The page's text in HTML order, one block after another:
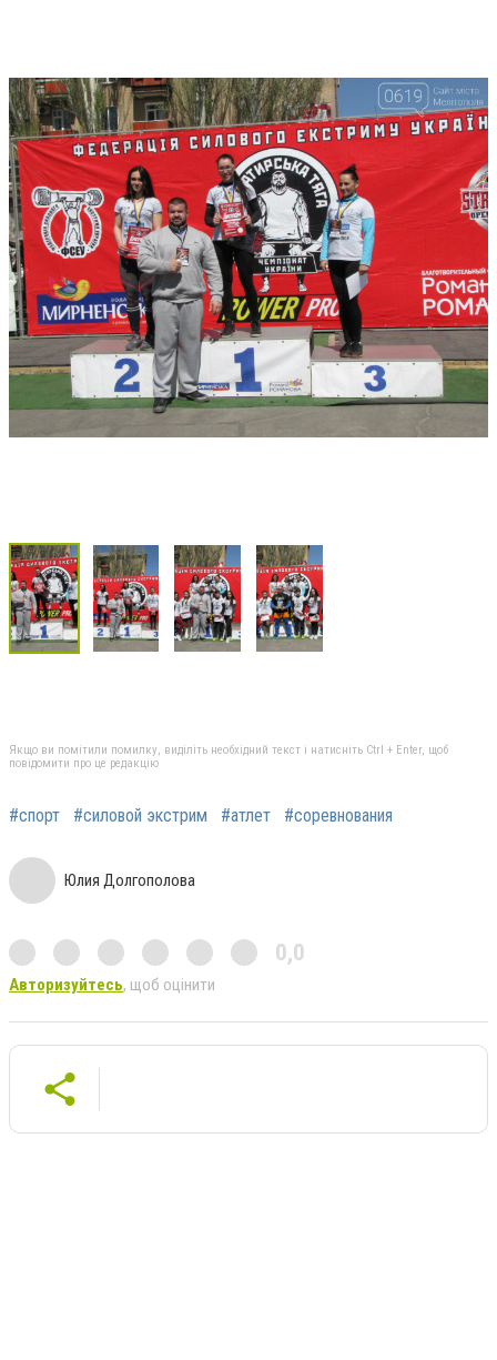
Якщо ви помітили помилку, виділіть необхідний текст і натисніть Ctrl + Enter, щоб
повідомити про це редакцію
#спорт #силовой экстрим #атлет #соревнования
Юлия Долгополова
0,0
Авторизуйтесь, щоб оцінити